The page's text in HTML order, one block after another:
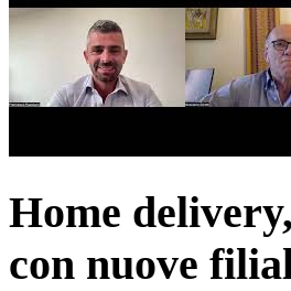
Home
con nuove